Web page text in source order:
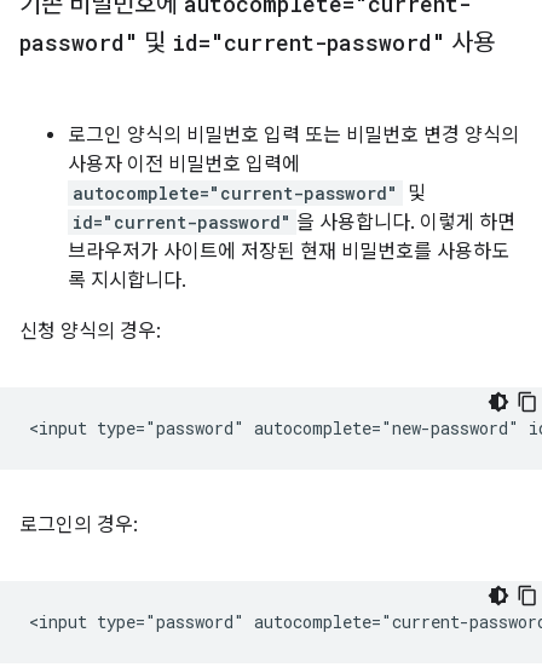
password" 및 id="current-password" 사용
로그인 양식의 비밀번호 입력 또는 비밀번호 변경 양식의
사용자 이전 비밀번호 입력에
autocomplete="current-password" 및
id="current-password" 을 사용합니다. 이렇게 하면
브라우저가 사이트에 저장된 현재 비밀번호를 사용하도
록 지시합니다.
신청 양식의 경우:
로그인의 경우: